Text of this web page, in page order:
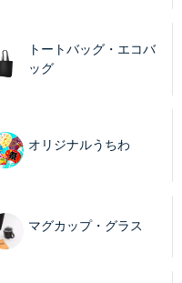
トートバッグ・エコバ
ッグ
オリジナルうちわ
マグカップ・グラス